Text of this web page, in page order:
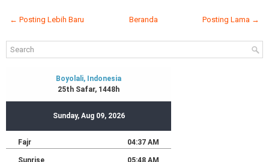
← Posting Lebih Baru Posting Lama →
Beranda